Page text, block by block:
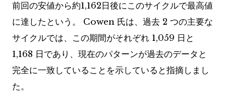
前回の安値から約1,162日後にこのサイクルで最高値
に達したという。 Cowen 氏は、過去 2 つの主要な
サイクルでは、この期間がそれぞれ 1,059 日と
1,168 日であり、現在のパターンが過去のデータと
完全に一致していることを示していると指摘しまし
た。